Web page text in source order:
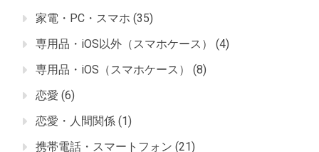
家電・PC・スマホ (35)
専用品・iOS以外（スマホケース）
(4)
専用品・iOS（スマホケース）
(8)
恋愛 (6)
恋愛・人間関係 (1)
携帯電話・スマートフォン (21)